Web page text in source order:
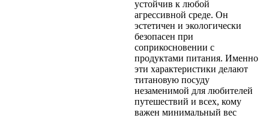
устойчив к любой
агрессивной среде. Он
эстетичен и экологически
безопасен при
соприкосновении с
продуктами питания. Именно
эти характеристики делают
титановую посуду
незаменимой для любителей
путешествий и всех, кому
важен минимальный вес